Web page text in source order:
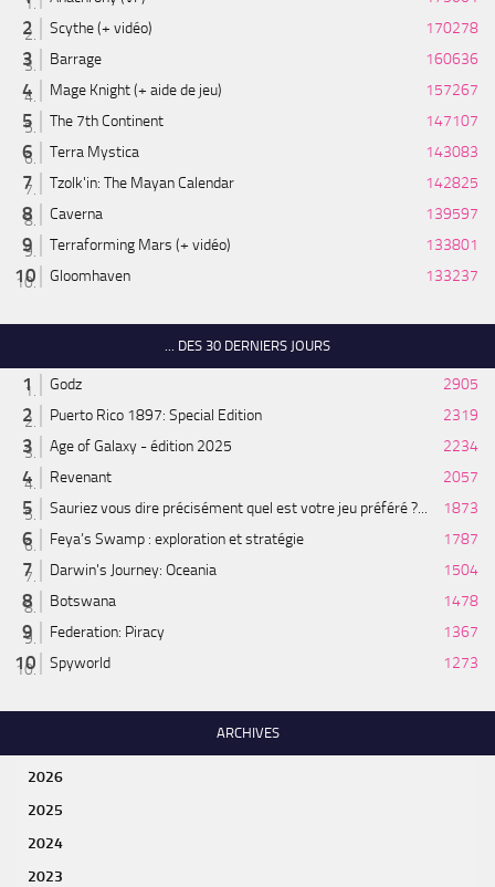
Scythe (+ vidéo)
170278
Barrage
160636
Mage Knight (+ aide de jeu)
157267
The 7th Continent
147107
Terra Mystica
143083
Tzolk'in: The Mayan Calendar
142825
Caverna
139597
Terraforming Mars (+ vidéo)
133801
Gloomhaven
133237
... DES 30 DERNIERS JOURS
Godz
2905
Puerto Rico 1897: Special Edition
2319
Age of Galaxy - édition 2025
2234
Revenant
2057
Sauriez vous dire précisément quel est votre jeu préféré ?...
1873
Feya’s Swamp : exploration et stratégie
1787
Darwin's Journey: Oceania
1504
Botswana
1478
Federation: Piracy
1367
Spyworld
1273
ARCHIVES
2026
2025
2024
2023